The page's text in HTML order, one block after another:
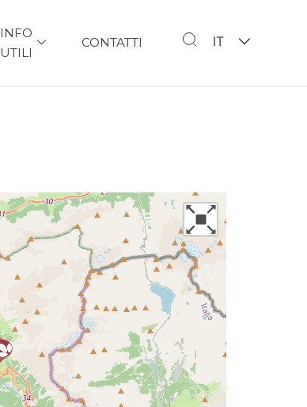
INFO
UTILI
CONTATTI IT